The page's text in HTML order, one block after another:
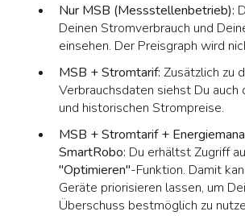
Nur MSB (Messstellenbetrieb):
Deinen Stromverbrauch und
einsehen. Der Preisgraph wird
MSB + Stromtarif: Zusätzlich zu
Verbrauchsdaten siehst Du auch
und historischen Strompreise.
MSB + Stromtarif +
SmartRobo: Du erhältst Zugriff
"Optimieren"-Funktion. Damit
Geräte priorisieren lassen, um
Überschuss bestmöglich zu